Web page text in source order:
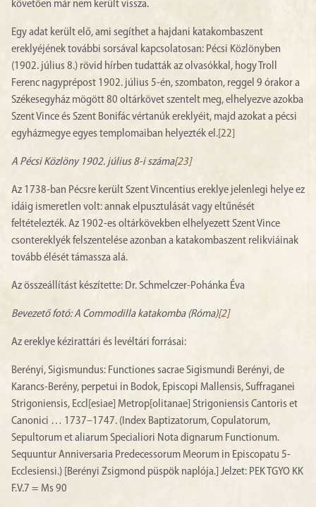
követően már nem került vissza.
Egy adat került elő, ami segíthet a hajdani katakombaszent
ereklyéjének további sorsával kapcsolatosan: Pécsi Közlönyben
(1902. július 8.) rövid hírben tudatták az olvasókkal, hogy Troll
Ferenc nagyprépost 1902. július 5-én, szombaton, reggel 9 órakor a
Székesegyház mögött 80 oltárkövet szentelt meg, elhelyezve azokba
Szent Vince és Szent Bonifác vértanúk ereklyéit, majd azokat a pécsi
egyházmegye egyes templomaiban helyezték el. [22]
A Pécsi Közlöny 1902. július 8-i száma[23]
Az 1738-ban Pécsre került Szent Vincentius ereklye jelenlegi helye ez
idáig ismeretlen volt: annak elpusztulását vagy eltűnését
feltételezték. Az 1902-es oltárkövekben elhelyezett Szent Vince
csontereklyék felszentelése azonban a katakombaszent relikviáinak
tovább élését támassza alá.
Az összeállítást készítette: Dr. Schmelczer-Pohánka Éva
Bevezető fotó: A Commodilla katakomba (Róma)[2]
Az ereklye kézirattári és levéltári forrásai:
Berényi, Sigismundus: Functiones sacrae Sigismundi Berényi, de
Karancs-Berény, perpetui in Bodok, Episcopi Mallensis, Suffraganei
Strigoniensis, Eccl[esiae] Metrop[olitanae] Strigoniensis Cantoris et
Canonici … 1737–1747. (Index Baptizatorum, Copulatorum,
Sepultorum et aliarum Specialiori Nota dignarum Functionum.
Sequuntur Anniversaria Predecessorum Meorum in Episcopatu 5-
Ecclesiensi.) [Berényi Zsigmond püspök naplója.] Jelzet: PEK TGYO KK
F.V.7 = Ms 90